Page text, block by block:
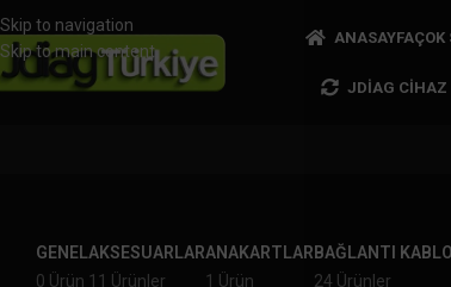
Skip to navigation
Skip to main content
ANASAYFAÇOK
JDIAG CIHAZ
GENEL
0 Ürün
AKSESUARLAR
11 Ürünler
ANAKARTLAR
1 Ürün
BAĞLANTI
24 Ürünler